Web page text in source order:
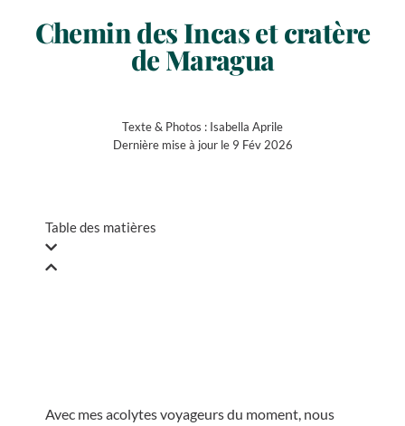
Chemin des Incas et cratère
de Maragua
Texte & Photos : Isabella Aprile
Dernière mise à jour le 9 Fév 2026
Table des matières
Avec mes acolytes voyageurs du moment, nous